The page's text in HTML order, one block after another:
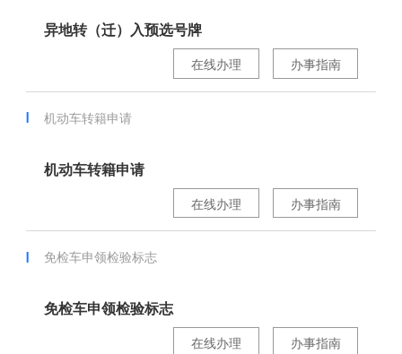
异地转（迁）入预选号牌
办事指南
在线办理
机动车转籍申请
机动车转籍申请
办事指南
在线办理
免检车申领检验标志
免检车申领检验标志
办事指南
在线办理